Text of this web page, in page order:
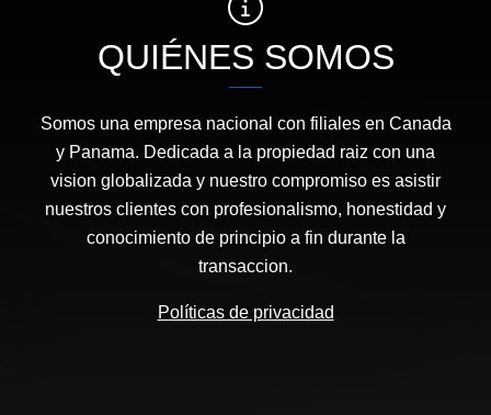
QUIÉNES SOMOS
Somos una empresa nacional con filiales en Canada
y Panama. Dedicada a la propiedad raiz con una
vision globalizada y nuestro compromiso es asistir
nuestros clientes con profesionalismo, honestidad y
conocimiento de principio a fin durante la
transaccion.
Políticas de privacidad